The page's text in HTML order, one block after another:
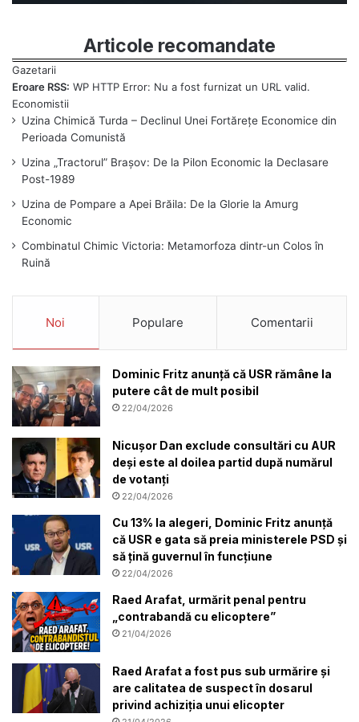
Articole recomandate
Eroare RSS: WP HTTP Error: Nu a fost furnizat un URL valid.
Uzina Chimică Turda – Declinul Unei Fortărețe Economice din
Perioada Comunistă
Uzina „Tractorul” Brașov: De la Pilon Economic la Declasare
Post-1989
Uzina de Pompare a Apei Brăila: De la Glorie la Amurg
Economic
Combinatul Chimic Victoria: Metamorfoza dintr-un Colos în
Ruină
Noi Populare Comentarii
Dominic Fritz anunță că USR rămâne la
putere cât de mult posibil
22/04/2026
Nicușor Dan exclude consultări cu AUR
deși este al doilea partid după numărul
de votanți
22/04/2026
Cu 13% la alegeri, Dominic Fritz anunță
că USR e gata să preia ministerele PSD și
să țină guvernul în funcțiune
22/04/2026
Raed Arafat, urmărit penal pentru
„contrabandă cu elicoptere”
21/04/2026
Raed Arafat a fost pus sub urmărire și
are calitatea de suspect în dosarul
privind achiziția unui elicopter